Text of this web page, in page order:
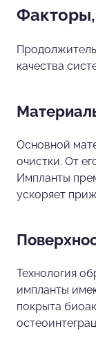
качества
Основной
очистки. От
Импланты
ускоряет
Технология
импланты
покрыта